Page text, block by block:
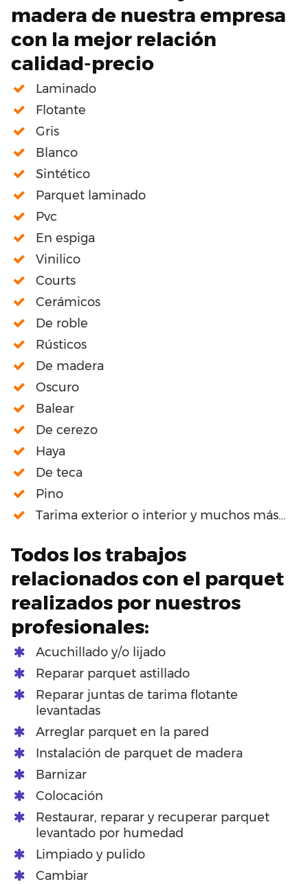
madera de nuestra empresa
con la mejor relación
calidad-precio
Laminado
Flotante
Gris
Blanco
Sintético
Parquet laminado
Pvc
En espiga
Vinilico
Courts
Cerámicos
De roble
Rústicos
De madera
Oscuro
Balear
De cerezo
Haya
De teca
Pino
Tarima exterior o interior y muchos más…
Todos los trabajos
relacionados con el parquet
realizados por nuestros
profesionales:
Acuchillado y/o lijado
Reparar parquet astillado
Reparar juntas de tarima flotante
levantadas
Arreglar parquet en la pared
Instalación de parquet de madera
Barnizar
Colocación
Restaurar, reparar y recuperar parquet
levantado por humedad
Limpiado y pulido
Cambiar